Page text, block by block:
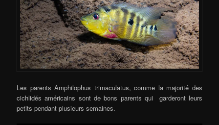
Les parents Amphilophus trimaculatus, comme la majorité des
cichlidés américains sont de bons parents qui garderont leurs
petits pendant plusieurs semaines.